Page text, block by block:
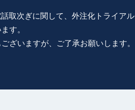
取次ぎに関して、外注化トライアル
す。
ざいますが、ご了承お願いします。